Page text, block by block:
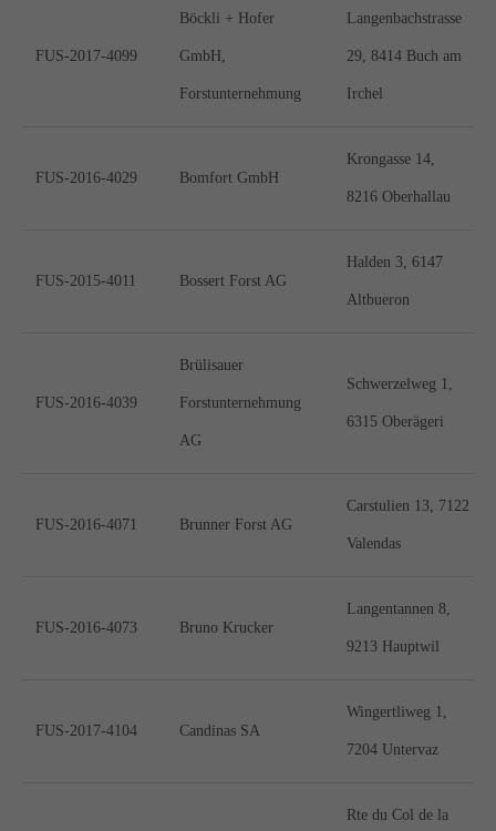
FUS-2017-4099
Böckli + Hofer
GmbH,
Forstunternehmung
Langenbachstrasse
29, 8414 Buch am
Irchel
FUS-2016-4029 Bomfort GmbH
Krongasse 14,
8216 Oberhallau
FUS-2015-4011 Bossert Forst AG
Halden 3, 6147
Altbueron
FUS-2016-4039
Brülisauer
Forstunternehmung
AG
Schwerzelweg 1,
6315 Oberägeri
FUS-2016-4071 Brunner Forst AG
Carstulien 13, 7122
Valendas
FUS-2016-4073 Bruno Krucker
Langentannen 8,
9213 Hauptwil
FUS-2017-4104 Candinas SA
Wingertliweg 1,
7204 Untervaz
Rte du Col de la